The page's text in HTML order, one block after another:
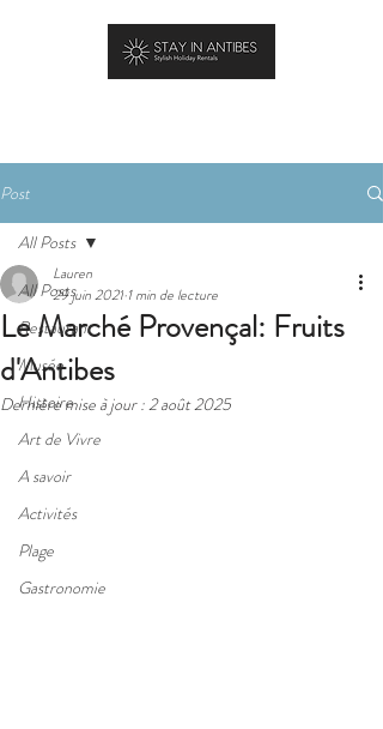
Post
All Posts
Restaurant
Musée
Histoire
Art de Vivre
A savoir
Activités
Plage
Gastronomie
All Posts
Le Marché Provençal: Fruits
d'Antibes
Lauren
29 juin 2021 1 min de lecture
Dernière mise à jour :2 août 2025